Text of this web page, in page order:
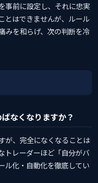
事前に設定し、それに忠実
とはできませんが、ルール
みを和らげ、次の判断を冷
なくなりますか？
が、完全になくなることは
トレーダーほど「自分がバ
ル化・自動化を徹底してい